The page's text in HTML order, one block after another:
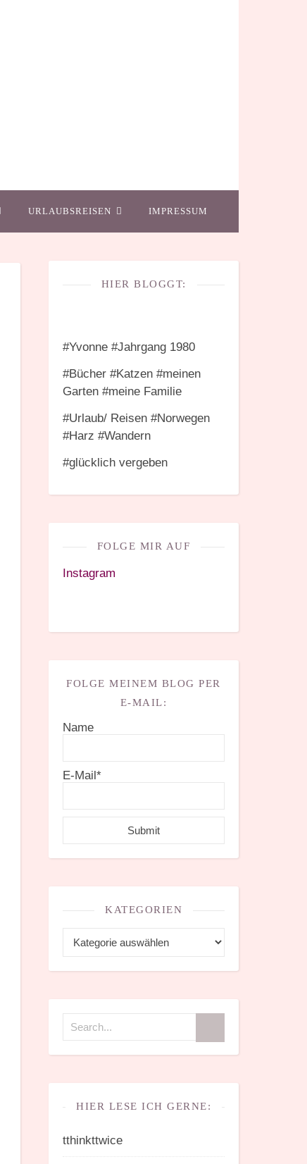
URLAUBSREISEN IMPRESSUM
HIER BLOGGT:
#Yvonne #Jahrgang 1980
#Bücher #Katzen #meinen
Garten #meine Familie
#Urlaub/ Reisen #Norwegen
#Harz #Wandern
#glücklich vergeben
FOLGE MIR AUF
Instagram
FOLGE MEINEM BLOG PER
E-MAIL:
Name
E-Mail*
KATEGORIEN
HIER LESE ICH GERNE:
tthinkttwice